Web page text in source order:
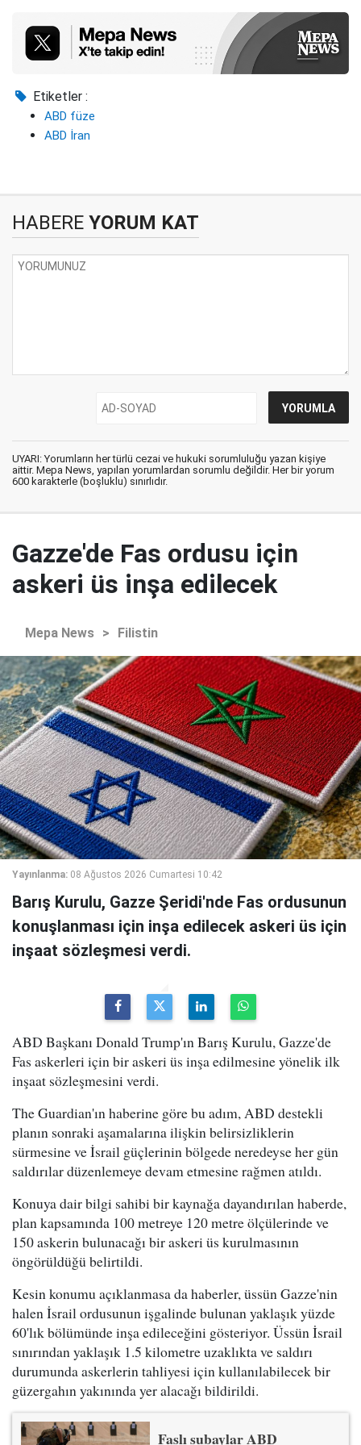
Etiketler :
ABD füze
ABD İran
HABERE YORUM KAT
UYARI: Yorumların her türlü cezai ve hukuki sorumluluğu yazan kişiye
aittir. Mepa News, yapılan yorumlardan sorumlu değildir. Her bir yorum
600 karakterle (boşluklu) sınırlıdır.
Gazze'de Fas ordusu için
askeri üs inşa edilecek
Mepa News > Filistin
Yayınlanma: 08 Ağustos 2026 Cumartesi 10:42
Barış Kurulu, Gazze Şeridi'nde Fas ordusunun
konuşlanması için inşa edilecek askeri üs için
inşaat sözleşmesi verdi.
ABD Başkanı Donald Trump'ın Barış Kurulu, Gazze'de
Fas askerleri için bir askeri üs inşa edilmesine yönelik ilk
inşaat sözleşmesini verdi.
The Guardian'ın haberine göre bu adım, ABD destekli
planın sonraki aşamalarına ilişkin belirsizliklerin
sürmesine ve İsrail güçlerinin bölgede neredeyse her gün
saldırılar düzenlemeye devam etmesine rağmen atıldı.
Konuya dair bilgi sahibi bir kaynağa dayandırılan haberde,
plan kapsamında 100 metreye 120 metre ölçülerinde ve
150 askerin bulunacağı bir askeri üs kurulmasının
öngörüldüğü belirtildi.
Kesin konumu açıklanmasa da haberler, üssün Gazze'nin
halen İsrail ordusunun işgalinde bulunan yaklaşık yüzde
60'lık bölümünde inşa edileceğini gösteriyor. Üssün İsrail
sınırından yaklaşık 1.5 kilometre uzaklıkta ve saldırı
durumunda askerlerin tahliyesi için kullanılabilecek bir
güzergahın yakınında yer alacağı bildirildi.
Faslı subaylar ABD